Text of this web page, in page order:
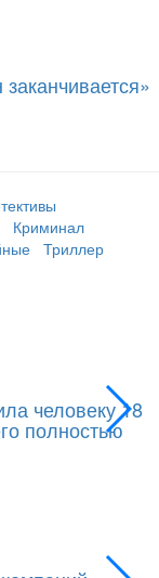
Криминал
Триллер
человеку 18
полностью